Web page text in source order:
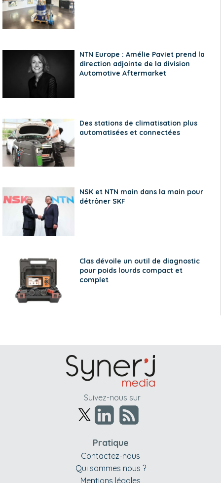
NTN Europe : Amélie Paviet prend la
direction adjointe de la division
Automotive Aftermarket
Des stations de climatisation plus
automatisées et connectées
NSK et NTN main dans la main pour
détrôner SKF
Clas dévoile un outil de diagnostic
pour poids lourds compact et
complet
Suivez-nous sur
Pratique
Contactez-nous
Qui sommes nous ?
Mentions légales